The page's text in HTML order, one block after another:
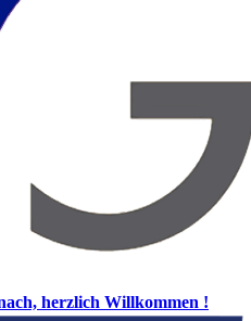
herzlich Willkommen !